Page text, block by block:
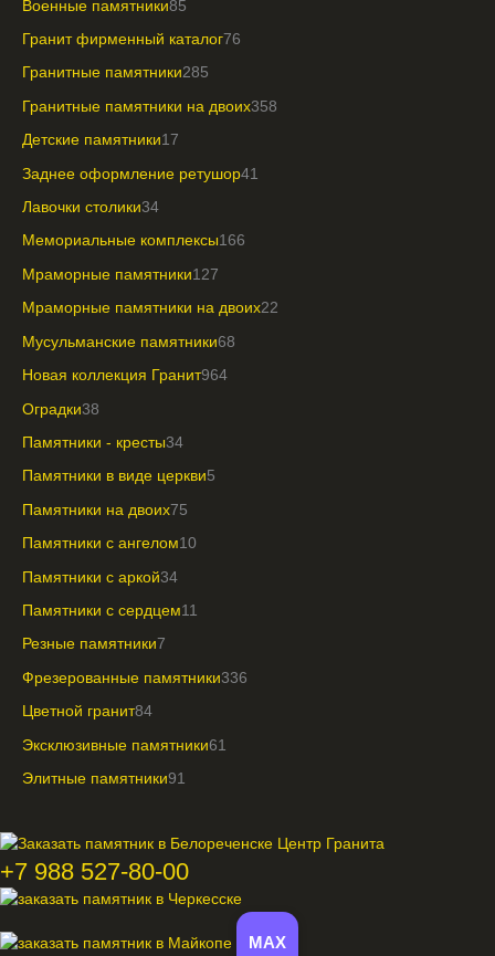
Военные памятники85
Гранит фирменный каталог76
Гранитные памятники285
Гранитные памятники на двоих358
Детские памятники17
Заднее оформление ретушор41
Лавочки столики34
Мемориальные комплексы166
Мраморные памятники127
Мраморные памятники на двоих22
Мусульманские памятники68
Новая коллекция Гранит964
Оградки38
Памятники - кресты34
Памятники в виде церкви5
Памятники на двоих75
Памятники с ангелом10
Памятники с аркой34
Памятники с сердцем11
Резные памятники7
Фрезерованные памятники336
Цветной гранит84
Эксклюзивные памятники61
Элитные памятники91
+7 988 527-80-00
MAX